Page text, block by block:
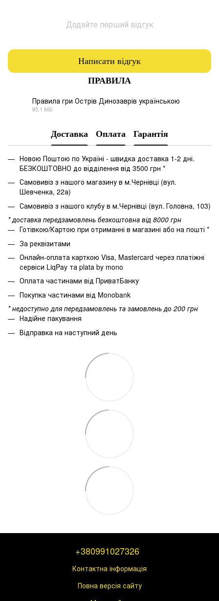
Додайте перший відгук
Написати відгук
ПРАВИЛА
Правила гри Острів Динозаврів українською
85.1 МБ
Доставка Оплата Гарантія
Новою Поштою по Україні - швидка доставка 1-2 дні.
БЕЗКОШТОВНО до відділення від 3500 грн *
Самовивіз з нашого магазину в м.Чернівці (вул.
Шевченка, 22а)
Самовивіз з нашого клубу в м.Чернівці (вул. Головна, 103)
* доставка передзамовлень безкоштовна від 8000 грн
Готівкою/Картою при отриманні в магазині або на пошті *
За реквізитами
Онлайн-оплата карткою Visa, Mastercard через платіжні
сервіси LiqPay та plata by mono
Оплата частинами від ПриватБанку
Покупка частинами від Monobank
* недоступно для передзамовлень та замовлень до 200 грн
Надійне пакування
Відправка на наступний день
+380991027326
Контактна інформація
Повна версія сайту